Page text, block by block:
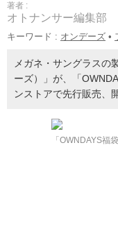
著者 :
オトナンサー編集部
キーワード : オンデーズ •
メガネ・サングラスの
ーズ）」が、「
ンストアで先行販売、
「OWNDAYS福